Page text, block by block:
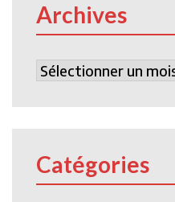
Archives
Archives
Catégories